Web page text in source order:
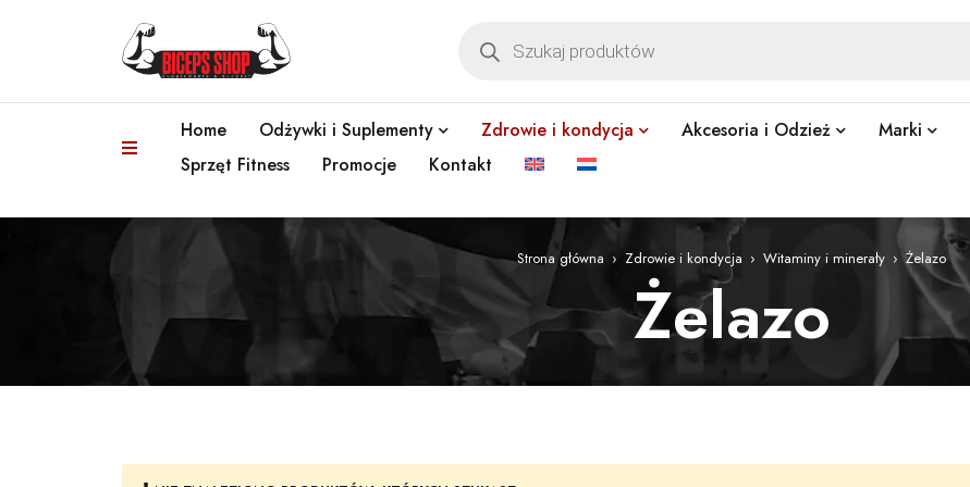
Home Odżywki i Suplementy Zdrowie i kondycja Akcesoria i Odzież Marki
Sprzęt Fitness
Promocje Kontakt
Strona główna › Zdrowie i kondycja › Witaminy i minerały › Żelazo
Żelazo